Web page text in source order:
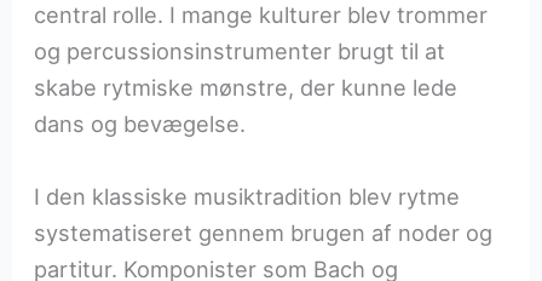
central rolle. I mange kulturer blev trommer
og percussionsinstrumenter brugt til at
skabe rytmiske mønstre, der kunne lede
dans og bevægelse.
I den klassiske musiktradition blev rytme
systematiseret gennem brugen af noder og
partitur. Komponister som Bach og